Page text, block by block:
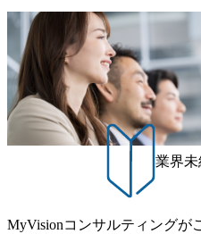
り、常に刺激を受けながらプ
コンサルティングファームの
ントに対して様々なプロジェ
げれば常に新しいテーマのチ
（ワンプール制） そのため
験3年未満の離職率は0％と驚
ムと同水準以上の報酬制度で
は、転職時報酬アップが基本
るカルチャーであり、昇進に
ば上がれる環境となっている
できる 豊富な経験を持つコ
制的に別のプロジェクトに異
果、<u>退職率も10%程度</
時間は<u>平均30時間程度。
残業代をつけさせないといっ
は女性活用や外国人/高齢者/
ラウンドを持つメンバーの働
進にも積極的で、プロボノ支
発で、多くのクラブが立ち上
職・所属・組織を超えて社員
の場となっている <u>教育・
番組があり、新卒紹介、会社
業界未
MyVisionコンサルティングが